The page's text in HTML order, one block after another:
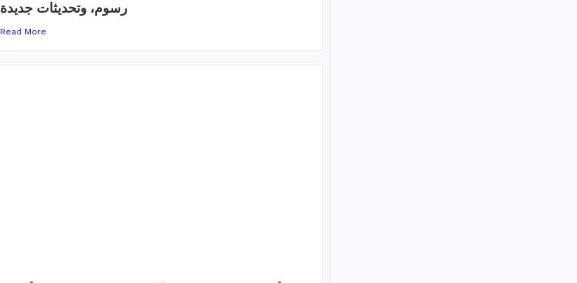
رسوم، وتحديثات جديدة
Read More